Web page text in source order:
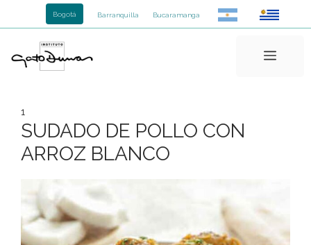
Bogotá Barranquilla Bucaramanga
Menú
1
SUDADO DE POLLO CON
ARROZ BLANCO